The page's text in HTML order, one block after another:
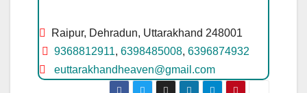
Raipur, Dehradun, Uttarakhand 248001
9368812911, 6398485008, 6396874932
euttarakhandheaven@gmail.com